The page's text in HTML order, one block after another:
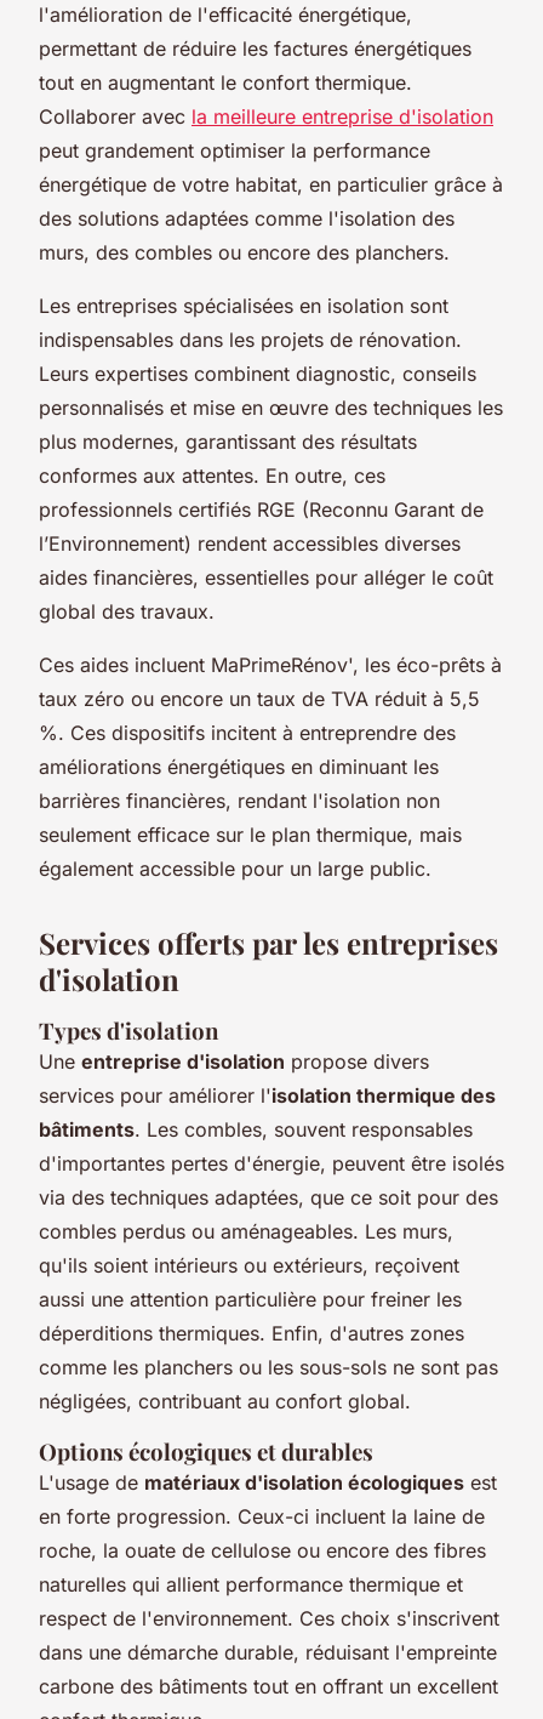
l'amélioration de l'efficacité énergétique,
permettant de réduire les factures énergétiques
tout en augmentant le confort thermique.
Collaborer avec la meilleure entreprise d'isolation
peut grandement optimiser la performance
énergétique de votre habitat, en particulier grâce à
des solutions adaptées comme l'isolation des
murs, des combles ou encore des planchers.
Les entreprises spécialisées en isolation sont
indispensables dans les projets de rénovation.
Leurs expertises combinent diagnostic, conseils
personnalisés et mise en œuvre des techniques les
plus modernes, garantissant des résultats
conformes aux attentes. En outre, ces
professionnels certifiés RGE (Reconnu Garant de
l’Environnement) rendent accessibles diverses
aides financières, essentielles pour alléger le coût
global des travaux.
Ces aides incluent MaPrimeRénov', les éco-prêts à
taux zéro ou encore un taux de TVA réduit à 5,5
%. Ces dispositifs incitent à entreprendre des
améliorations énergétiques en diminuant les
barrières financières, rendant l'isolation non
seulement efficace sur le plan thermique, mais
également accessible pour un large public.
Services offerts par les entreprises
d'isolation
Types d'isolation
Une entreprise d'isolation propose divers
services pour améliorer l'isolation thermique des
bâtiments. Les combles, souvent responsables
d'importantes pertes d'énergie, peuvent être isolés
via des techniques adaptées, que ce soit pour des
combles perdus ou aménageables. Les murs,
qu'ils soient intérieurs ou extérieurs, reçoivent
aussi une attention particulière pour freiner les
déperditions thermiques. Enfin, d'autres zones
comme les planchers ou les sous-sols ne sont pas
négligées, contribuant au confort global.
Options écologiques et durables
L'usage de matériaux d'isolation écologiques est
en forte progression. Ceux-ci incluent la laine de
roche, la ouate de cellulose ou encore des fibres
naturelles qui allient performance thermique et
respect de l'environnement. Ces choix s'inscrivent
dans une démarche durable, réduisant l'empreinte
carbone des bâtiments tout en offrant un excellent